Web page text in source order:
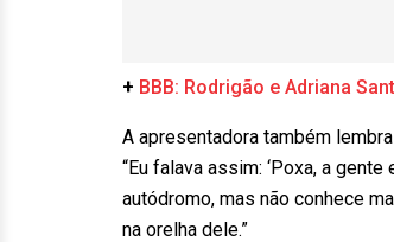
+ BBB: Rodrigão e Adriana
A apresentadora também
“Eu falava assim: ‘Poxa, a
autódromo, mas não conhece
na orelha dele.”